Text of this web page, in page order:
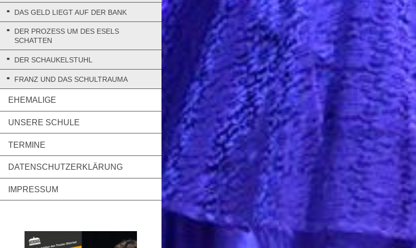
DAS GELD LIEGT AUF DER BANK
DER PROZESS UM DES ESELS S
CHATTEN
DER SCHAUKELSTUHL
FRANZ UND DAS SCHULTRAUMA
EHEMALIGE
UNSERE SCHULE
TERMINE
DATENSCHUTZERKLÄRUNG
IMPRESSUM